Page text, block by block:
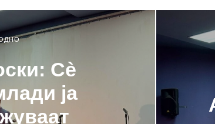
Сè
ја